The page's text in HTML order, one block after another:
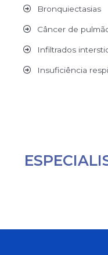
Bronquiectasias
Câncer de
Infiltrados
Insuficiência